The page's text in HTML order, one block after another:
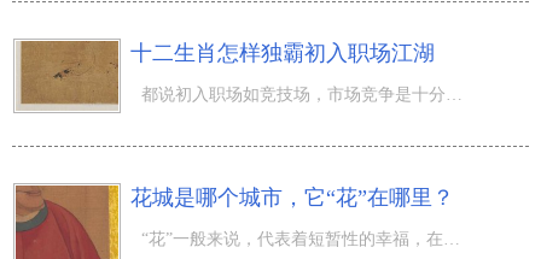
十二生肖怎样独霸初入职场江湖
花城是哪个城市，它“花”在哪里？
“花”一般来说，代表着短暂性的幸福，在一段时间内它畅快绽开，又在一段时间内落花凋零，日复一日，循环往